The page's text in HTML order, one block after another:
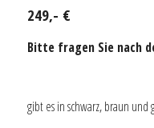
249,- €
Bitte fragen Sie nach
gibt es in schwarz, braun und